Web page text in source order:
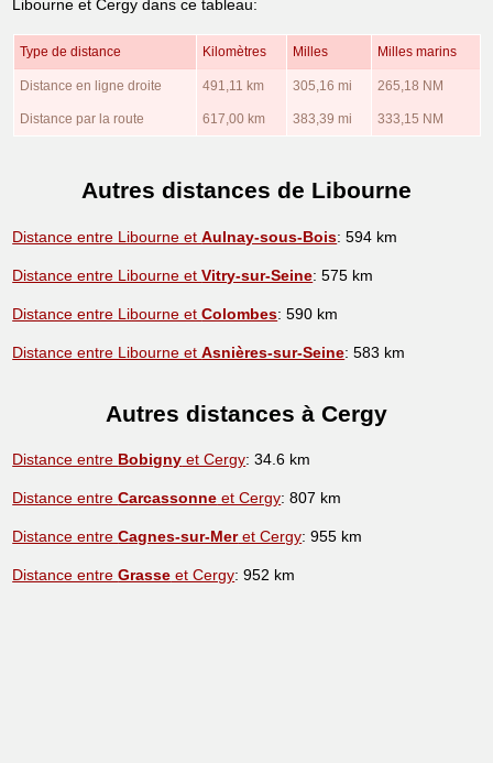
Libourne et Cergy dans ce tableau:
Type de distance Kilomètres Milles Milles marins
Distance en ligne droite 491,11 km 305,16 mi 265,18 NM
Distance par la route 617,00 km 383,39 mi 333,15 NM
Autres distances de Libourne
Distance entre Libourne etAulnay-sous-Bois: 594 km
Distance entre Libourne etVitry-sur-Seine: 575 km
Distance entre Libourne etColombes: 590 km
Distance entre Libourne etAsnières-sur-Seine: 583 km
Autres distances à Cergy
Distance entre Bobigny et Cergy: 34.6 km
Distance entreCarcassonne et Cergy: 807 km
Distance entreCagnes-sur-Meret Cergy: 955 km
Distance entreGrasse et Cergy: 952 km